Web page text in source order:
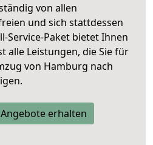
von allen
und sich stattdessen
Service-Paket bietet Ihnen
alle Leistungen, die Sie für
von Hamburg nach
erhalten